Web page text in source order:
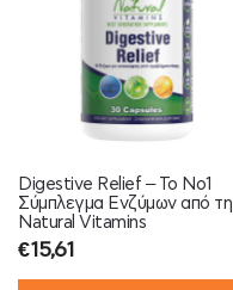
Digestive Relief – Το Νο1
Σύμπλεγμα Ενζύμων από τη
Natural Vitamins
€15,61